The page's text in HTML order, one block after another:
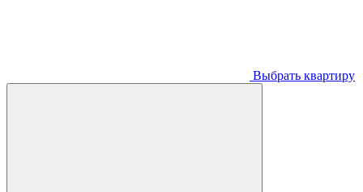
Выбрать квартиру